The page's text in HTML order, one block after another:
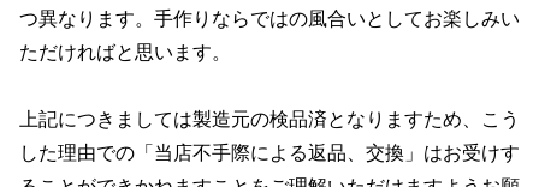
つ異なります。手作りならではの風合いとしてお楽しみい
ただければと思います。
上記につきましては製造元の検品済となりますため、こう
した理由での「当店不手際による返品、交換」はお受けす